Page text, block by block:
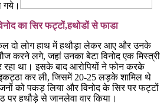
गये।
का सिर फट्टों,हथोडों से फाडा
दो लोग हाथ में हथौड़ा लेकर आए और उनके
करने लगे, जहां उनका बेटा विनोद एक मिस्त्री
था। इसके बाद आरोपियों ने फोन करके
इकट्ठा कर ली, जिसमें 20-25 लड़के शामिल थे
को पकड़ लिया और विनोद के सिर पर फट्टों
हथौड़े से जानलेवा वार किया।